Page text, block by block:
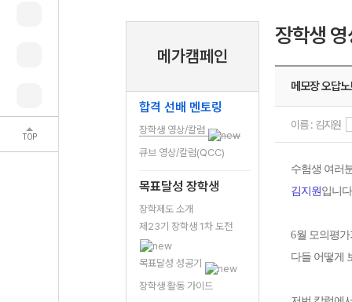
TOP
메가캠페인
합격 선배 멘토링
장학생 영상/칼럼
큐브 영상/칼럼(QCC)
목표달성 장학생
장학제도 소개
제23기 장학생 1차 도전
목표달성 성공기
장학생 활동 가이드
장학생
메모장 오답
이름 : 김지원
수험생 여러
김지원입니다
6월 모의평
다들 어떻게